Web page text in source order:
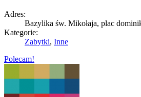
Adres:
Bazylika św. Mikołaja, plac
Kategorie:
Zabytki, Inne
Polecam!